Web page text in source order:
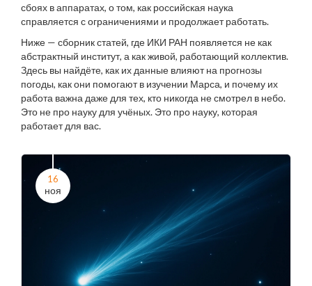
сбоях в аппаратах, о том, как российская наука
справляется с ограничениями и продолжает работать.
Ниже — сборник статей, где ИКИ РАН появляется не как
абстрактный институт, а как живой, работающий коллектив.
Здесь вы найдёте, как их данные влияют на прогнозы
погоды, как они помогают в изучении Марса, и почему их
работа важна даже для тех, кто никогда не смотрел в небо.
Это не про науку для учёных. Это про науку, которая
работает для вас.
16
ноя